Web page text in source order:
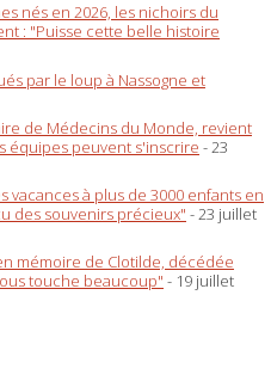
nés en 2026, les nichoirs du
: "Puisse cette belle histoire
par le loup à Nassogne et
de Médecins du Monde, revient
équipes peuvent s'inscrire - 23
vacances à plus de 3000 enfants en
des souvenirs précieux" - 23 juillet
mémoire de Clotilde, décédée
touche beaucoup" - 19 juillet